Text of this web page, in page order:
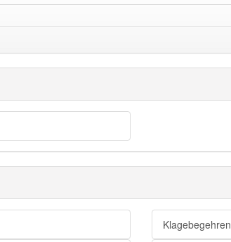
Klagebegehren